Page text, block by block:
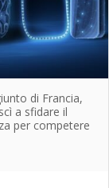
di Francia,
a sfidare il
per competere